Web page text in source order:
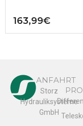
163,99€
ANFAHRT
Storz
Hydrauliksysteme
GmbH